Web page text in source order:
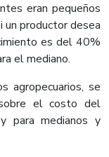
eran pequeños
un productor desea
es del 40%
el mediano.
agropecuarios, se
el costo del
para medianos y